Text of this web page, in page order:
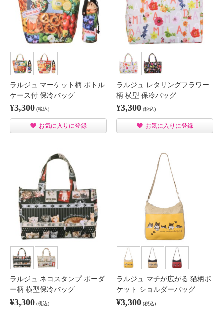
ラルジュ マーケット柄 ボトル
ケース付 保冷バッグ
¥3,300 (税込)
お気に入りに登録
ラルジュ レタリングフラワー
柄 横型 保冷バッグ
¥3,300 (税込)
お気に入りに登録
ラルジュ ネコスタンプ ボーダ
ー柄 横型保冷バッグ
¥3,300 (税込)
ラルジュ マチが広がる 猫柄ポ
ケット ショルダーバッグ
¥3,300 (税込)